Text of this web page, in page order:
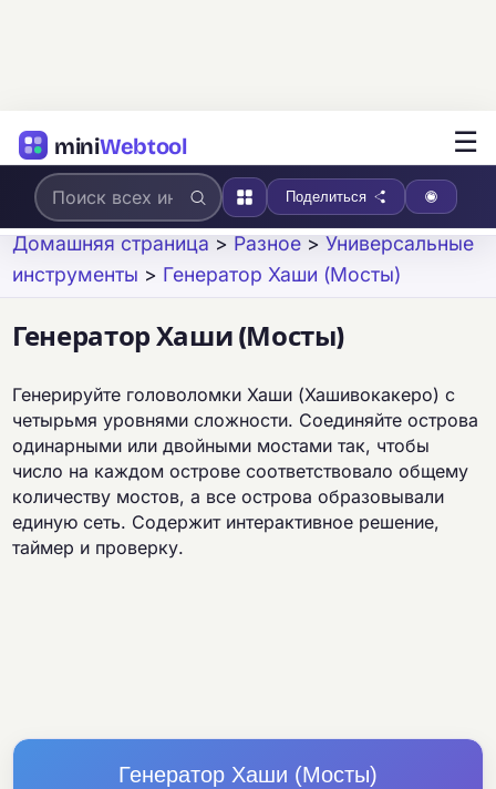
miniWebtool ☰
Поделиться
Домашняя страница > Разное >Универсальные
инструменты > Генератор Хаши (Мосты)
Генератор Хаши (Мосты)
Генерируйте головоломки Хаши (Хашивокакеро) с
четырьмя уровнями сложности. Соединяйте острова
одинарными или двойными мостами так, чтобы
число на каждом острове соответствовало общему
количеству мостов, а все острова образовывали
единую сеть. Содержит интерактивное решение,
таймер и проверку.
Генератор Хаши (Мосты)